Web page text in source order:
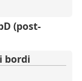
(post-
bordi